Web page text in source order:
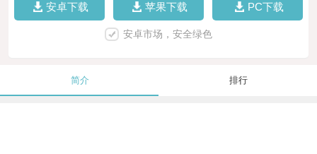
安卓下载 苹果下载 PC下载
安卓市场，安全绿色
简介 排行